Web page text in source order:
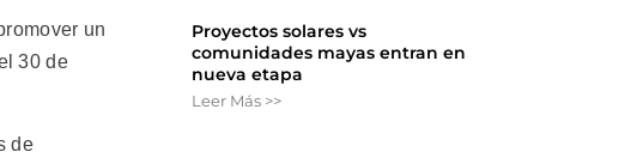
un
30 de
de
Proyectos solares vs
comunidades mayas entran en
nueva etapa
Leer Más >>